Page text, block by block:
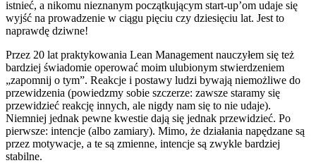
istnieć, a nikomu nieznanym początkującym start-up’om udaje się
wyjść na prowadzenie w ciągu pięciu czy dziesięciu lat. Jest to
naprawdę dziwne!
Przez 20 lat praktykowania Lean Management nauczyłem się też
bardziej świadomie operować moim ulubionym stwierdzeniem
„zapomnij o tym”. Reakcje i postawy ludzi bywają niemożliwe do
przewidzenia (powiedzmy sobie szczerze: zawsze staramy się
przewidzieć reakcję innych, ale nigdy nam się to nie udaje).
Niemniej jednak pewne kwestie dają się jednak przewidzieć. Po
pierwsze: intencje (albo zamiary). Mimo, że działania napędzane są
przez motywacje, a te są zmienne, intencje są zwykle bardziej
stabilne.